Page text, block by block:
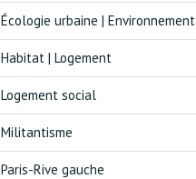
Écologie urbaine | Environnement
Habitat | Logement
Logement social
Militantisme
Paris-Rive gauche